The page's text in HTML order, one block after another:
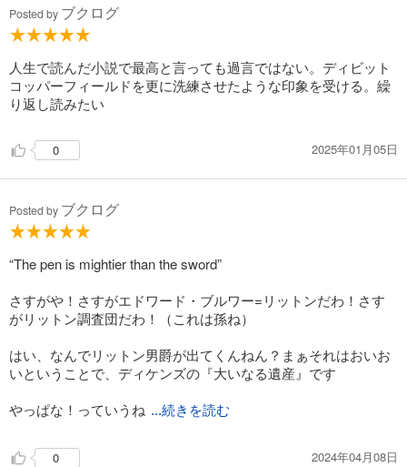
Posted by ブクログ
人生で読んだ小説で最高と言っても過言ではない。ディビット
コッパーフィールドを更に洗練させたような印象を受ける。繰
り返し読みたい
0 2025年01月05日
Posted by ブクログ
“The pen is mightier than the sword”
さすがや！さすがエドワード・ブルワー=リットンだわ！さす
がリットン調査団だわ！（これは孫ね）
はい、なんでリットン男爵が出てくんねん？まぁそれはおいお
いということで、ディケンズの『大いなる遺産』です
やっぱな！っていうね ...続きを読む
0 2024年04月08日